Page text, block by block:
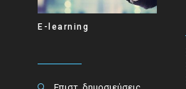
E-learning